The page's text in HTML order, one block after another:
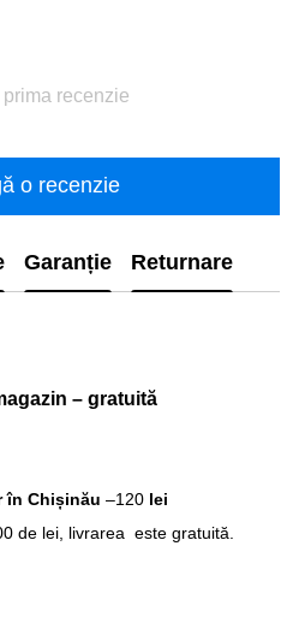
recenzie
o recenzie
Garanție Returnare
– gratuită
în Chișinău –120 lei
de lei, livrarea este gratuită.